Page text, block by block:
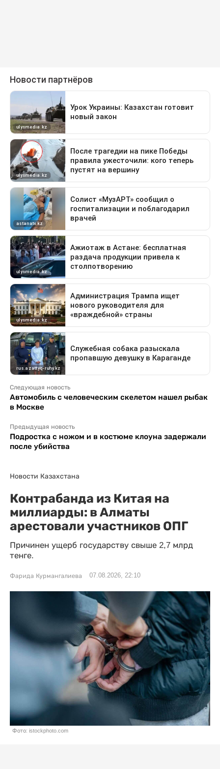
Следующая новость
Автомобиль с человеческим скелетом нашел рыбак
в Москве
Предыдущая новость
Подростка с ножом и в костюме клоуна задержали
после убийства
Новости Казахстана
Контрабанда из Китая на
миллиарды: в Алматы
арестовали участников ОПГ
Причинен ущерб государству свыше 2,7 млрд
тенге.
Фарида Курмангалиева 07.08.2026, 22:10
Фото: istockphoto.com